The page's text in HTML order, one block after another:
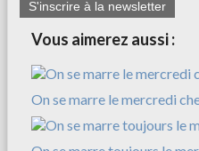
S'inscrire à la newsletter
Vous aimerez aussi :
On se marre le mercredi